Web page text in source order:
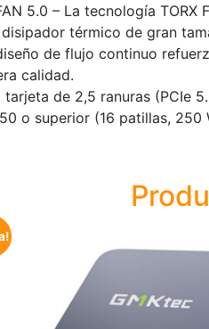
5.0 – La tecnología
térmico de gran
de flujo continuo
calidad.
tarjeta de 2,5 ranuras
o superior (16 patillas, 250